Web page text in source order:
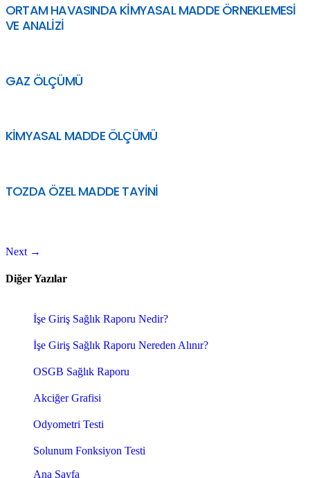
ORTAM HAVASINDA KİMYASAL MADDE ÖRNEKLEMESİ
VE ANALİZİ
GAZ ÖLÇÜMÜ
KİMYASAL MADDE ÖLÇÜMÜ
TOZDA ÖZEL MADDE TAYİNİ
Next →
Diğer Yazılar
İşe Giriş Sağlık Raporu Nedir?
İşe Giriş Sağlık Raporu Nereden Alınır?
OSGB Sağlık Raporu
Akciğer Grafisi
Odyometri Testi
Solunum Fonksiyon Testi
Ana Sayfa